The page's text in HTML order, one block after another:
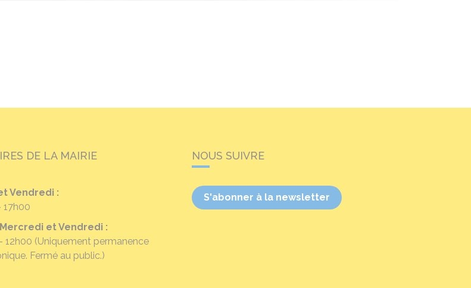
DE LA MAIRIE
Vendredi :
17h00
et Vendredi :
12h00 (Uniquement permanence
Fermé au public.)
NOUS SUIVRE
S'abonner à la newsletter